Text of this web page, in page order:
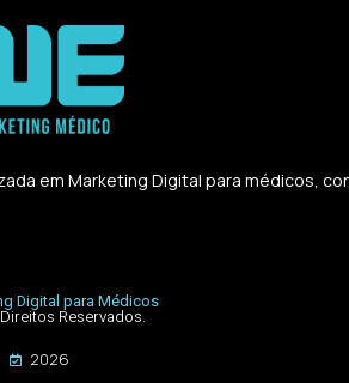
em Marketing Digital para médicos,
Digital para Médicos
Reservados.
2026